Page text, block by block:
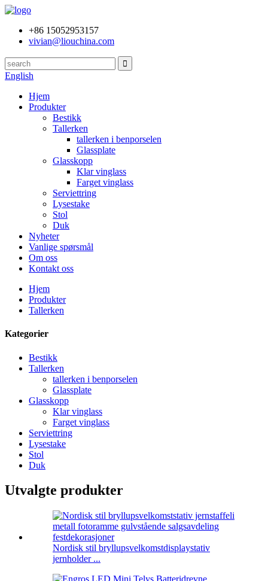
+86 15052953157
vivian@liouchina.com
English
Hjem
Produkter
Bestikk
Tallerken
tallerken i benporselen
Glassplate
Glasskopp
Klar vinglass
Farget vinglass
Serviettring
Lysestake
Stol
Duk
Nyheter
Vanlige spørsmål
Om oss
Kontakt oss
Hjem
Produkter
Tallerken
Kategorier
Bestikk
Tallerken
tallerken i benporselen
Glassplate
Glasskopp
Klar vinglass
Farget vinglass
Serviettring
Lysestake
Stol
Duk
Utvalgte produkter
Nordisk stil bryllupsvelkomstdisplaystativ
jernholder ...